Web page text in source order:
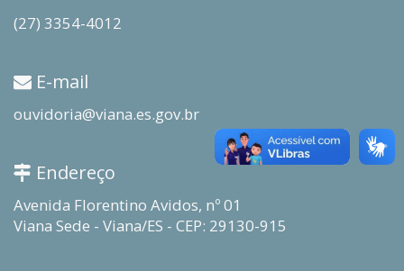
(27) 3354-4012
E-mail
ouvidoria@viana.es.gov.br
Endereço
Avenida Florentino Avidos, nº 01
Viana Sede - Viana/ES - CEP: 29130-915